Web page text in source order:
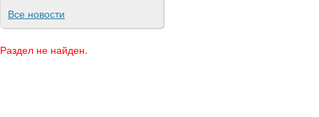
Все новости
Раздел не найден.